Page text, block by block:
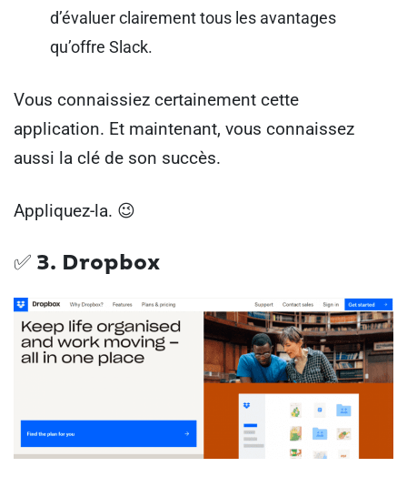
d’évaluer clairement tous les avantages
qu’offre Slack.
Vous connaissiez certainement cette
application. Et maintenant, vous connaissez
aussi la clé de son succès.
Appliquez-la. 😉
✅ 3. Dropbox